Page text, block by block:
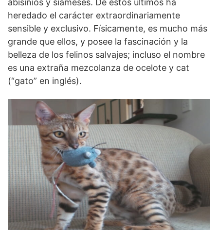
heredado el carácter extraordinariamente
sensible y exclusivo. Físicamente, es mucho más
grande que ellos, y posee la fascinación y la
belleza de los felinos salvajes; incluso el nombre
es una extraña mezcolanza de ocelote y cat
(“gato” en inglés).